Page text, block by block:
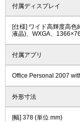
付属ディスプレイ
[仕様] ワイド高輝度高色
液晶)、WXGA、
付属アプリ
Office Personal 2007
外形寸法
[幅] 378 (単位 mm)